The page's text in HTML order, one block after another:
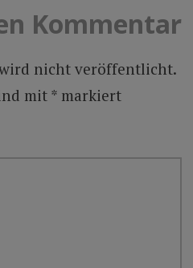
Kommentar
nicht veröffentlicht.
mit *markiert